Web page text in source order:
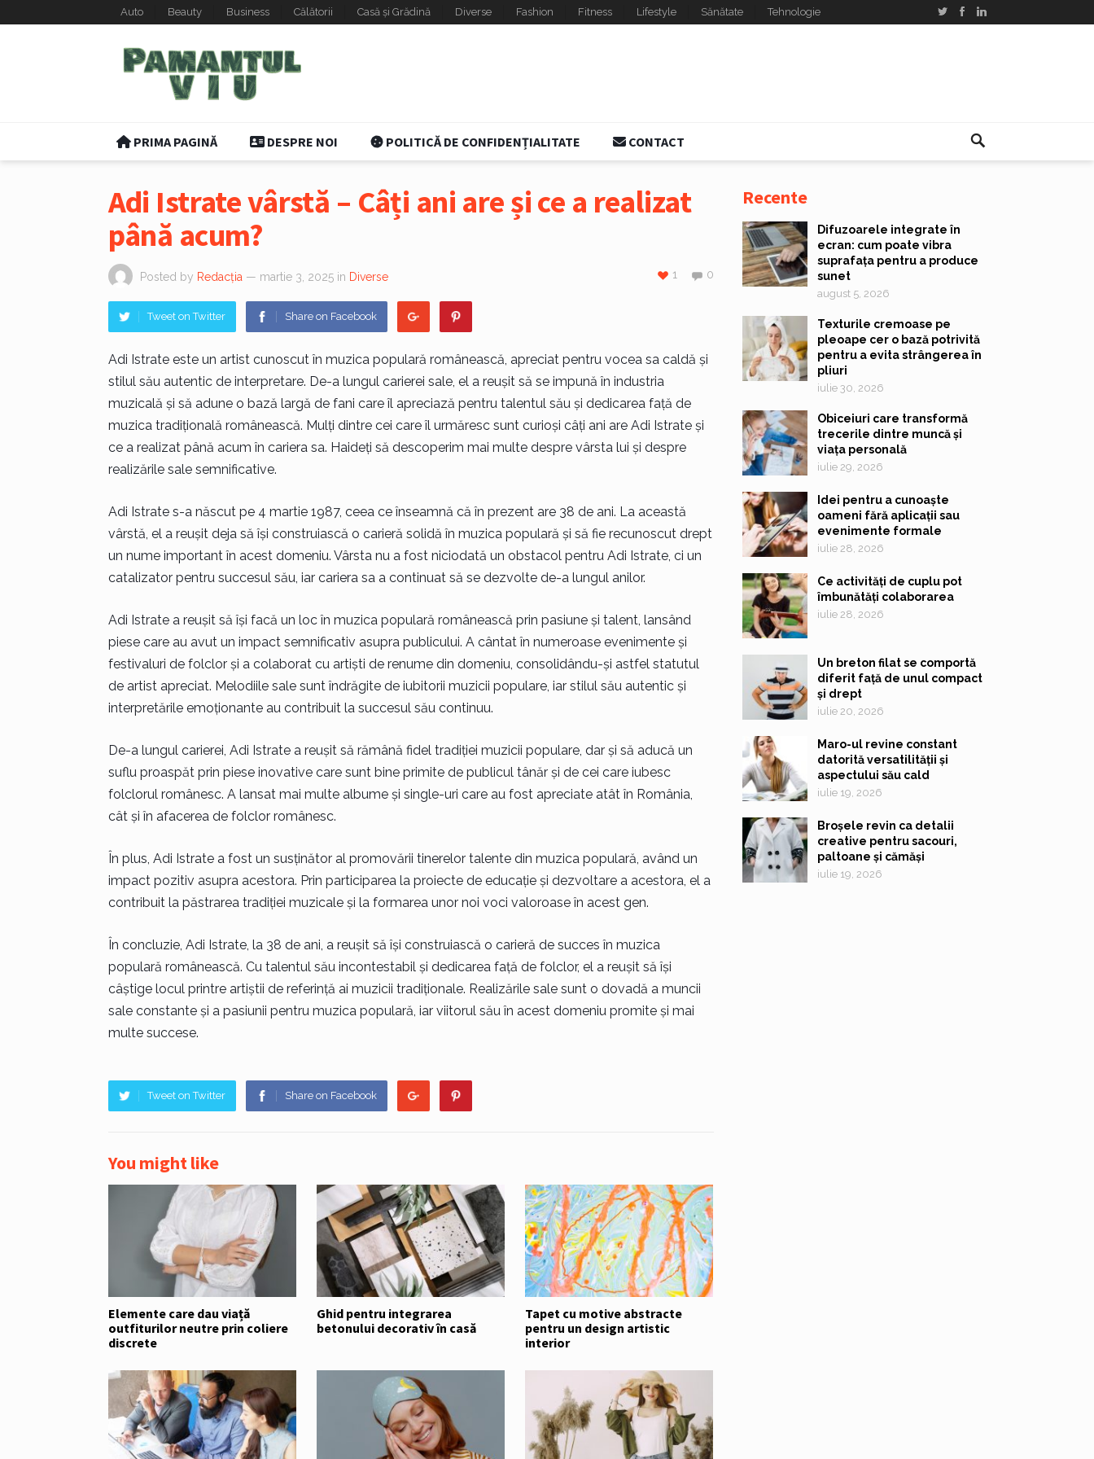
Auto Beauty Business Călătorii Casă și Grădină Diverse Fashion Fitness Lifestyle Sănătate Tehnologie
PRIMA PAGINĂ DESPRE NOI POLITICĂ DE CONFIDENȚIALITATE CONTACT
Adi Istrate vârstă – Câți ani are și ce a realizat
până acum?
Posted by Redacția — martie 3, 2025 in Diverse 0
1
Tweet on Twitter Share on Facebook
Adi Istrate este un artist cunoscut în muzica populară românească, apreciat pentru vocea sa caldă și
stilul său autentic de interpretare. De-a lungul carierei sale, el a reușit să se impună în industria
muzicală și să adune o bază largă de fani care îl apreciază pentru talentul său și dedicarea față de
muzica tradițională românească. Mulți dintre cei care îl urmăresc sunt curioși câți ani are Adi Istrate și
ce a realizat până acum în cariera sa. Haideți să descoperim mai multe despre vârsta lui și despre
realizările sale semnificative.
Adi Istrate s-a născut pe 4 martie 1987, ceea ce înseamnă că în prezent are 38 de ani. La această
vârstă, el a reușit deja să își construiască o carieră solidă în muzica populară și să fie recunoscut drept
un nume important în acest domeniu. Vârsta nu a fost niciodată un obstacol pentru Adi Istrate, ci un
catalizator pentru succesul său, iar cariera sa a continuat să se dezvolte de-a lungul anilor.
Adi Istrate a reușit să își facă un loc în muzica populară românească prin pasiune și talent, lansând
piese care au avut un impact semnificativ asupra publicului. A cântat în numeroase evenimente și
festivaluri de folclor și a colaborat cu artiști de renume din domeniu, consolidându-și astfel statutul
de artist apreciat. Melodiile sale sunt îndrăgite de iubitorii muzicii populare, iar stilul său autentic și
interpretările emoționante au contribuit la succesul său continuu.
De-a lungul carierei, Adi Istrate a reușit să rămână fidel tradiției muzicii populare, dar și să aducă un
suflu proaspăt prin piese inovative care sunt bine primite de publicul tânăr și de cei care iubesc
folclorul românesc. A lansat mai multe albume și single-uri care au fost apreciate atât în România,
cât și în afacerea de folclor românesc.
În plus, Adi Istrate a fost un susținător al promovării tinerelor talente din muzica populară, având un
impact pozitiv asupra acestora. Prin participarea la proiecte de educație și dezvoltare a acestora, el a
contribuit la păstrarea tradiției muzicale și la formarea unor noi voci valoroase în acest gen.
În concluzie, Adi Istrate, la 38 de ani, a reușit să își construiască o carieră de succes în muzica
populară românească. Cu talentul său incontestabil și dedicarea față de folclor, el a reușit să își
câștige locul printre artiștii de referință ai muzicii tradiționale. Realizările sale sunt o dovadă a muncii
sale constante și a pasiunii pentru muzica populară, iar viitorul său în acest domeniu promite și mai
multe succese.
Tweet on Twitter Share on Facebook
You might like
Elemente care dau viață
outfiturilor neutre prin coliere
discrete
Ghid pentru integrarea
betonului decorativ în casă
Tapet cu motive abstracte
pentru un design artistic
interior
Recente
Difuzoarele integrate în
ecran: cum poate vibra
suprafața pentru a produce
sunet
august 5, 2026
Texturile cremoase pe
pleoape cer o bază potrivită
pentru a evita strângerea în
pliuri
iulie 30, 2026
Obiceiuri care transformă
trecerile dintre muncă și
viața personală
iulie 29, 2026
Idei pentru a cunoaște
oameni fără aplicații sau
evenimente formale
iulie 28, 2026
Ce activități de cuplu pot
îmbunătăți colaborarea
iulie 28, 2026
Un breton filat se comportă
diferit față de unul compact
și drept
iulie 20, 2026
Maro-ul revine constant
datorită versatilității și
aspectului său cald
iulie 19, 2026
Broșele revin ca detalii
creative pentru sacouri,
paltoane și cămăși
iulie 19, 2026